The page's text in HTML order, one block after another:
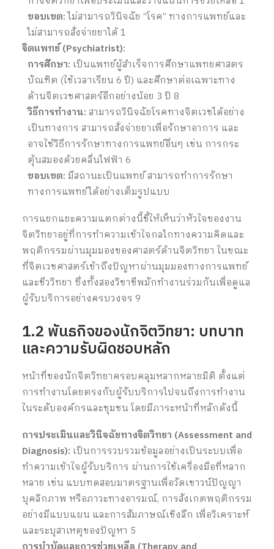
ขอบเขต:ไม่สามารถวินิจฉัย “โรค” ทางการแพทย์และ
ไม่สามารถสั่งจ่ายยาได้1
จิตแพทย์ (Psychiatrist):
การศึกษา: เป็นแพทย์ผู้สำเร็จการศึกษาแพทยศาสตร
บัณฑิต (ใช้เวลาเรียน 6 ปี) และศึกษาต่อเฉพาะทาง
ด้านจิตเวชศาสตร์อีกอย่างน้อย 3 ปี 8
วิธีการทำงาน: สามารถวินิจฉัยโรคทางจิตเวชได้อย่าง
เป็นทางการ สามารถสั่งจ่ายยาเพื่อรักษาอาการ และ
อาจใช้วิธีการรักษาทางการแพทย์อื่นๆ เช่น การกระ
ตุ้นสมองด้วยคลื่นไฟฟ้า 6
ขอบเขต: มีสถานะเป็นแพทย์ สามารถทำการรักษา
ทางการแพทย์ได้อย่างเต็มรูปแบบ
การแยกแยะความแตกต่างนี้ชี้ให้เห็นว่าหัวใจของงาน
จิตวิทยาอยู่ที่การทำความเข้าใจกลไกทางความคิดและ
พฤติกรรมผ่านมุมมองของศาสตร์ด้านจิตวิทยา ในขณะ
ที่จิตเวชศาสตร์เข้าถึงปัญหาผ่านมุมมองทางการแพทย์
และชีววิทยา ซึ่งทั้งสองวิชาชีพมักทำงานร่วมกันเพื่อดูแล
ผู้รับบริการอย่างครบวงจร 9
1.2 พันธกิจของนักจิตวิทยา: บทบาท
และความรับผิดชอบหลัก
หน้าที่ของนักจิตวิทยาครอบคลุมหลากหลายมิติ ตั้งแต่
การทำงานโดยตรงกับผู้รับบริการไปจนถึงการทำงาน
ในระดับองค์กรและชุมชน โดยมีภาระหน้าที่หลักดังนี้
การประเมินและวินิจฉัยทางจิตวิทยา (Assessment and
Diagnosis): เป็นการรวบรวมข้อมูลอย่างเป็นระบบเพื่อ
ทำความเข้าใจผู้รับบริการ ผ่านการใช้เครื่องมือที่หลาก
หลาย เช่น แบบทดสอบมาตรฐานเพื่อวัดเชาวน์ปัญญา
บุคลิกภาพ หรือภาวะทางอารมณ์, การสังเกตพฤติกรรม
อย่างมีแบบแผน และการสัมภาษณ์เชิงลึก เพื่อวิเคราะห์
และระบุสาเหตุของปัญหา 5